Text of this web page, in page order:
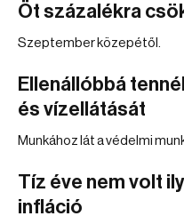
Öt százalékra
Szeptember közepétől.
Ellenállóbbá
és vízellátását
Munkához lát a védelmi
Tíz éve nem volt
infláció